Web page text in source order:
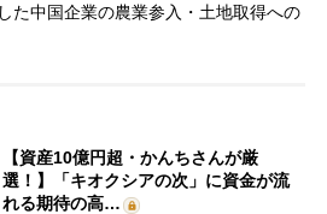
た中国企業の農業参入・土地取得への
【資産10億円超・かんちさんが厳
選！】「キオクシアの次」に資金が流
れる期待の高…